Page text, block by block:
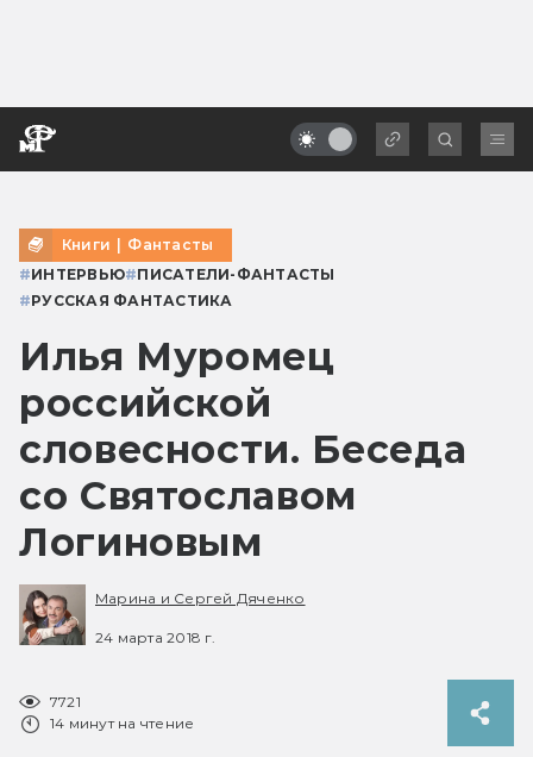
Книги | Фантасты
#ИНТЕРВЬЮ#ПИСАТЕЛИ-ФАНТАСТЫ
#РУССКАЯ ФАНТАСТИКА
Илья Муромец
российской
словесности. Беседа
со Святославом
Логиновым
Марина и Сергей Дяченко
24 марта 2018 г.
7721
14 минут на чтение